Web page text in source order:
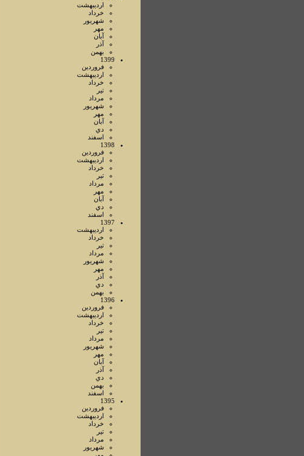
ارديبهشت
خرداد
شهريور
مهر
آبان
آذر
بهمن
1399
فروردين
ارديبهشت
خرداد
تير
مرداد
شهريور
مهر
آبان
دي
اسفند
1398
فروردين
ارديبهشت
خرداد
تير
مرداد
مهر
آبان
دي
اسفند
1397
ارديبهشت
خرداد
تير
مرداد
شهريور
مهر
آذر
دي
بهمن
1396
فروردين
ارديبهشت
خرداد
تير
مرداد
شهريور
مهر
آبان
آذر
دي
بهمن
اسفند
1395
فروردين
ارديبهشت
خرداد
تير
مرداد
شهريور